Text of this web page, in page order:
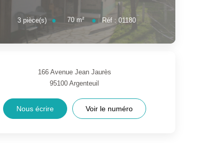
3 pièce(s) 70 m² Réf : 01180
166 Avenue Jean Jaurès
95100Argenteuil
Nous écrire Voir le numéro